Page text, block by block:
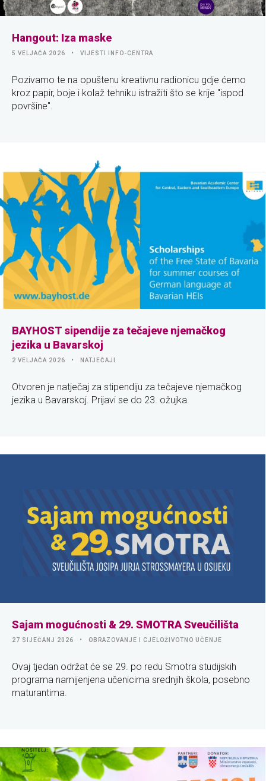
Hangout: Iza maske
5 VELJAČA 2026 VIJESTI INFO-CENTRA
Pozivamo te na opuštenu kreativnu radionicu gdje ćemo
kroz papir, boje i kolaž tehniku istražiti što se krije "ispod
površine".
BAYHOST sipendije za tečajeve njemačkog
jezika u Bavarskoj
2 VELJAČA 2026 NATJEČAJI
Otvoren je natječaj za stipendiju za tečajeve njemačkog
jezika u Bavarskoj. Prijavi se do 23. ožujka.
Sajam mogućnosti & 29. SMOTRA Sveučilišta
27 SIJEČANJ 2026 OBRAZOVANJE I CJELOŽIVOTNO UČENJE
Ovaj tjedan održat će se 29. po redu Smotra studijskih
programa namijenjena učenicima srednjih škola, posebno
maturantima.